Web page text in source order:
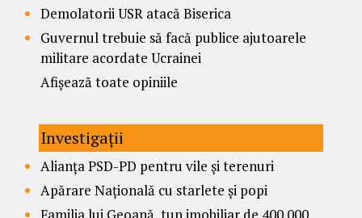
Demolatorii USR atacă Biserica
Guvernul trebuie să facă publice ajutoarele
militare acordate Ucrainei
Afișează toate opiniile
Investigații
Alianța PSD-PD pentru vile și terenuri
Apărare Națională cu starlete și popi